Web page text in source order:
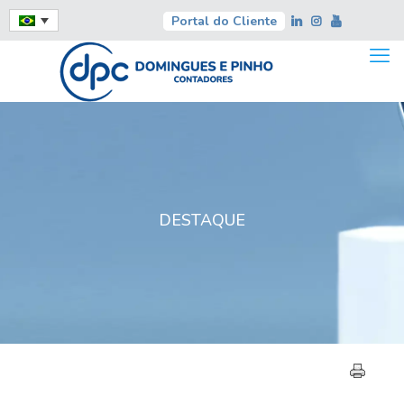
Portal do Cliente
DESTAQUE